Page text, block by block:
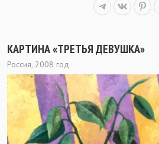
КАРТИНА «ТРЕТЬЯ ДЕВУШКА»
Россия, 2008 год